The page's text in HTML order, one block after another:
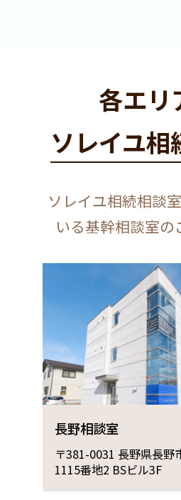
ぜ10ヶ月あるかという
し合い、さらに申告書
かかるからなのです。
が短くても私たちは業
けにはいかないので業
め割増料金が必要にな
追加報酬割
報酬に対し
3ヶ月以
内
25%
2ヶ月以
内
35%
1ヶ月以
内
各エリ
ソレイユ相
ソレイユ相続相談
いる基幹相談室の
長野相談室
〒381-0031 長野県長野
1115番地2 BSビル3F